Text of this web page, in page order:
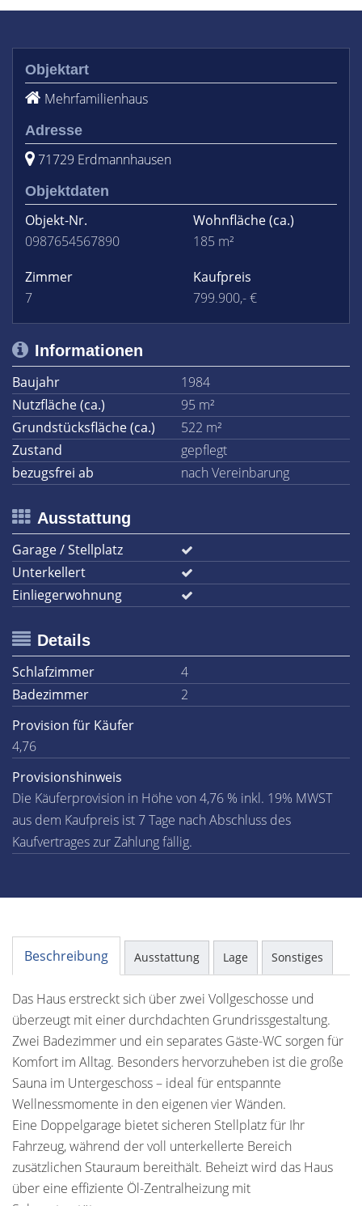
Objektart
Mehrfamilienhaus
Adresse
71729 Erdmannhausen
Objektdaten
Objekt-Nr.
0987654567890
Wohnfläche(ca.)
185 m²
Zimmer
7
Kaufpreis
799.900,- €
Informationen
Baujahr
1984
Nutzfläche (ca.)
95 m²
Grundstücksfläche (ca.)
522 m²
Zustand
gepflegt
bezugsfrei ab
nach Vereinbarung
Ausstattung
Garage / Stellplatz
Unterkellert
Einliegerwohnung
Details
Schlafzimmer
4
Badezimmer
2
Provision für Käufer
4,76
Provisionshinweis
Die Käuferprovision in Höhe von 4,76 % inkl. 19% MWST
aus dem Kaufpreis ist 7 Tage nach Abschluss des
Kaufvertrages zur Zahlung fällig.
Beschreibung Ausstattung Lage Sonstiges
Das Haus erstreckt sich über zwei Vollgeschosse und
überzeugt mit einer durchdachten Grundrissgestaltung.
Zwei Badezimmer und ein separates Gäste-WC sorgen für
Komfort im Alltag. Besonders hervorzuheben ist die große
Sauna im Untergeschoss – ideal für entspannte
Wellnessmomente in den eigenen vier Wänden.
Eine Doppelgarage bietet sicheren Stellplatz für Ihr
Fahrzeug, während der voll unterkellerte Bereich
zusätzlichen Stauraum bereithält. Beheizt wird das Haus
über eine effiziente Öl-Zentralheizung mit